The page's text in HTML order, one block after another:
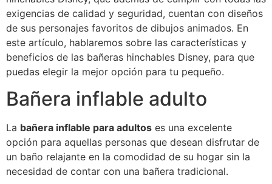
exigencias de calidad y seguridad, cuentan con diseños
de sus personajes favoritos de dibujos animados. En
este artículo, hablaremos sobre las características y
beneficios de las bañeras hinchables Disney, para que
puedas elegir la mejor opción para tu pequeño.
Bañera inflable adulto
La bañera inflable para adultos es una excelente
opción para aquellas personas que desean disfrutar de
un baño relajante en la comodidad de su hogar sin la
necesidad de contar con una bañera tradicional.